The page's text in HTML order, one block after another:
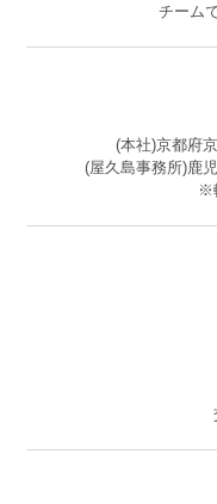
チーム
(本社)京都府
(屋久島事務所)鹿
※